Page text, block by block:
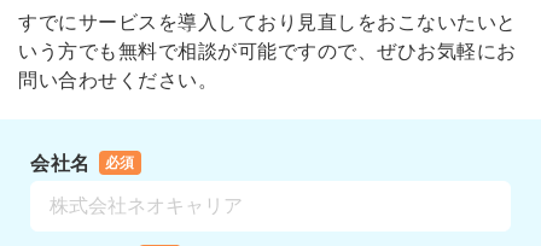
すでにサービスを導入しており見直しをおこないたいと
いう方でも無料で相談が可能ですので、ぜひお気軽にお
問い合わせください。
会社名 必須